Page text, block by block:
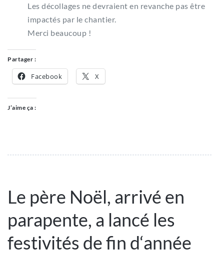
Les décollages ne devraient en revanche pas être
impactés par le chantier.
Merci beaucoup !
Partager :
Facebook X
J’aime ça :
Le père Noël, arrivé en
parapente, a lancé les
festivités de fin d‘année